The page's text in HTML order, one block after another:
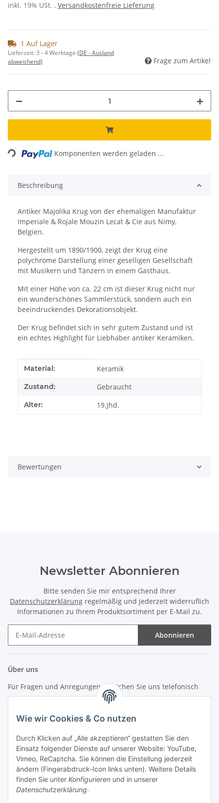
Wie wir Cookies & Co nutzen
Durch Klicken auf „Alle akzeptieren“ gestatten Sie den
Einsatz folgender Dienste auf unserer Website: YouTube,
Vimeo, ReCaptcha. Sie können die Einstellung jederzeit
ändern (Fingerabdruck-Icon links unten). Weitere Details
finden Sie unter Konfigurieren und in unserer
Datenschutzerklärung.
inkl. 19% USt. , Versandkostenfreie Lieferung
1 Auf Lager
Lieferzeit:3 - 4 Werktage (DE - Ausland
abweichend)
Frage zum Artikel
Loading... Komponenten werden geladen ...
Beschreibung
Antiker Majolika Krug von der ehemaligen Manufaktur
Imperiale & Rojale Mouzin Lecat & Cie aus Nimy,
Belgien.
Hergestellt um 1890/1900, zeigt der Krug eine
polychrome Darstellung einer geselligen Gesellschaft
mit Musikern und Tänzern in einem Gasthaus.
Mit einer Höhe von ca. 22 cm ist dieser Krug nicht nur
ein wunderschönes Sammlerstück, sondern auch ein
beeindruckendes Dekorationsobjekt.
Der Krug befindet sich in sehr gutem Zustand und ist
ein echtes Highlight für Liebhaber antiker Keramiken.
Produkteigenschaft
Wert
Material: Keramik
Zustand: Gebraucht
Alter: 19.Jhd.
Bewertungen
Newsletter Abonnieren
Bitte senden Sie mir entsprechend Ihrer
Datenschutzerklärung regelmäßig und jederzeit widerruflich
Informationen zu Ihrem Produktsortiment per E-Mail zu.
Abonnieren
Über uns
Für Fragen und Anregungen erreichen Sie uns telefonisch
info (at) zweitedel.de
Informationen
Gesetzliche Informationen